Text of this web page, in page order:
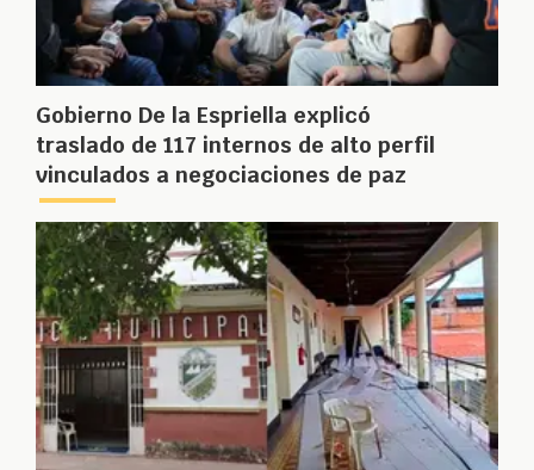
Gobierno De la Espriella explicó
traslado de 117 internos de alto perfil
vinculados a negociaciones de paz